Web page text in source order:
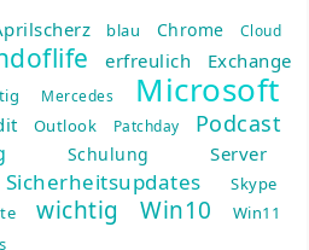
blau Chrome
Cloud
erfreulich Exchange
Mercedes Microsoft
Outlook Patchday Podcast
Schulung Server
Sicherheitsupdates Skype
wichtig Win10 Win11